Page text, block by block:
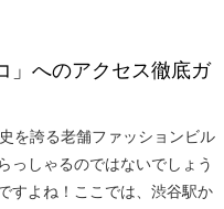
」へのアクセス徹底ガ
を誇る老舗ファッションビル
っしゃるのではないでしょう
すよね！ここでは、渋谷駅か